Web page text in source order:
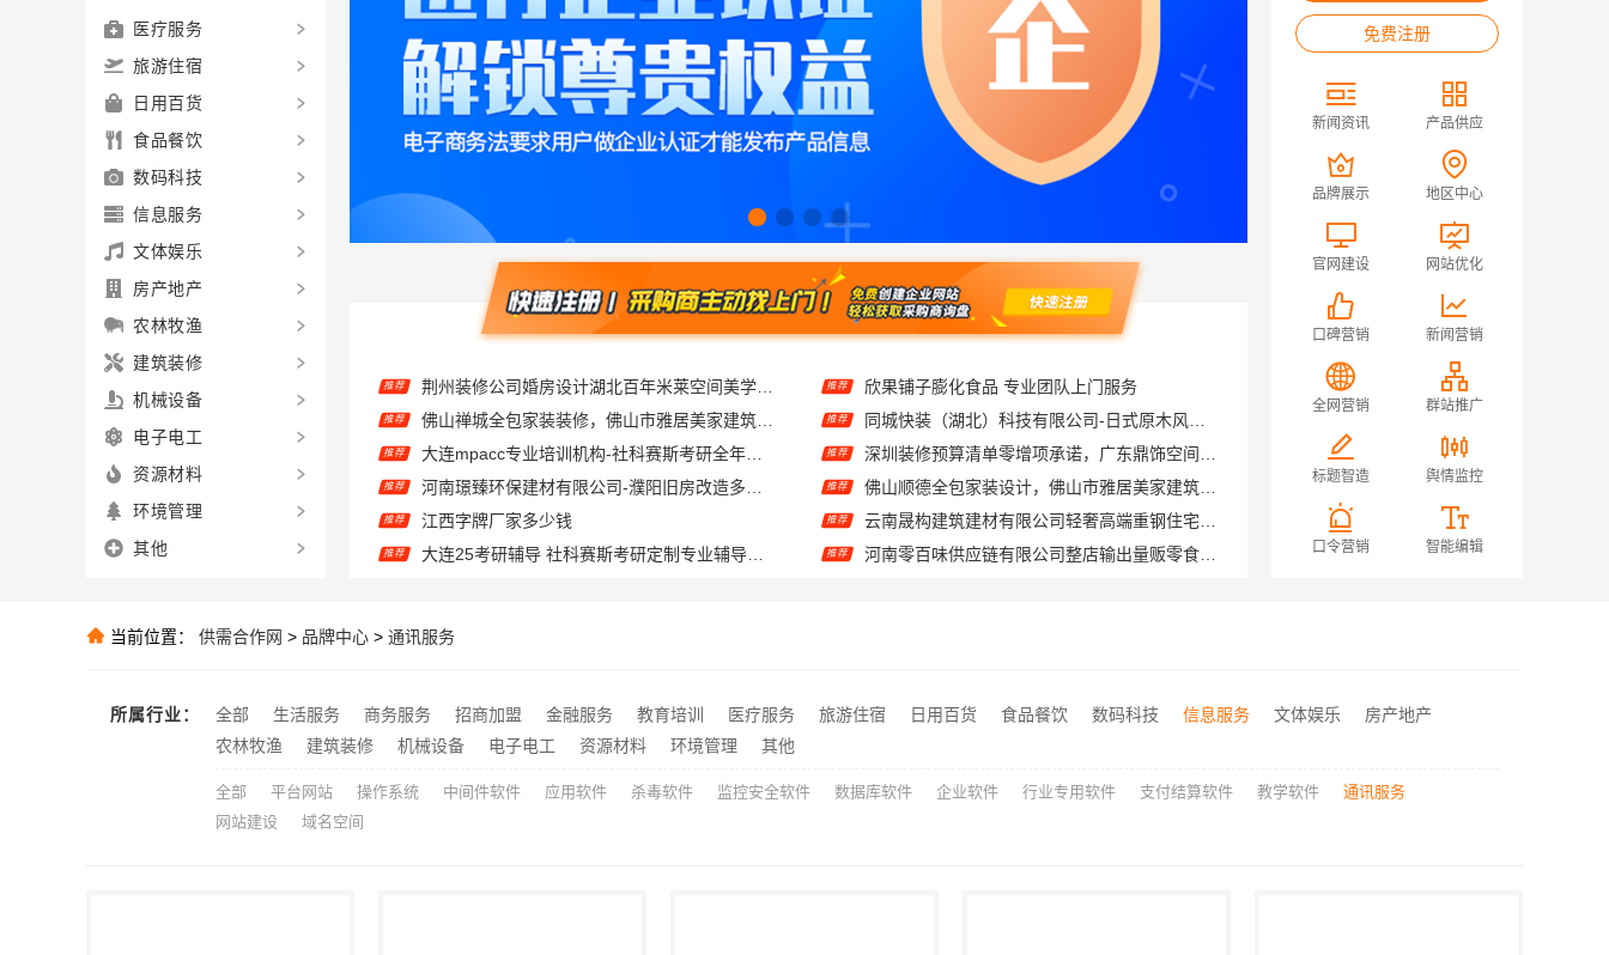
推荐 佛山禅城全包家装装修，佛山市雅居美家建筑装饰工程有限公司全程托管
推荐 大连mpacc专业培训机构-社科赛斯考研全年魔鬼集训营
推荐 河南璟臻环保建材有限公司-濮阳旧房改造多少钱
推荐 江西字牌厂家多少钱
推荐
推荐 自住房家装装修环保材料嘉兴美派建材科技有限公司
腾冠畅：知名轮胎平台价格优惠解析
推荐 基装设计施工一体化哪家专业_无锡亿莱居装饰工程材料有限公司
推荐
推荐 深圳装修预算清单零增项承诺，广东鼎饰空间装饰工程有限公司
推荐 佛山顺德全包家装设计，佛山市雅居美家建筑装饰工程有限公司值得信赖
推荐 云南晟构建筑建材有限公司轻奢高端重钢住宅报价
推荐 河南零百味供应链有限公司整店输出量贩零食适配全场景
推荐 浙江乐享新材料有限公司|优秀家庭装潢家装基础工程施工案例
推荐 新吴公寓半包报价：无锡亿莱居装饰工程材料有限公司性价比之选
免费注册
新闻资讯 产品供应
品牌展示 地区中心
官网建设 网站优化
口碑营销 新闻营销
全网营销 群站推广
标题智造 舆情监控
口令营销 智能编辑
医疗服务
旅游住宿
日用百货
食品餐饮
数码科技
信息服务
文体娱乐
房产地产
农林牧渔
建筑装修
机械设备
电子电工
资源材料
环境管理
其他
当前位置： 供需合作网 > 品牌中心 > 通讯服务
所属行业： 全部 生活服务 商务服务 招商加盟 金融服务 教育培训 医疗服务 旅游住宿 日用百货 食品餐饮 数码科技 信息服务 文体娱乐
房产地产
农林牧渔
建筑装修 机械设备 电子电工 资源材料 环境管理 其他
全部 平台网站 操作系统 中间件软件 应用软件 杀毒软件 监控安全软件 数据库软件 企业软件 行业专用软件 支付结算软件 教学软件
通讯服务
网站建设
域名空间